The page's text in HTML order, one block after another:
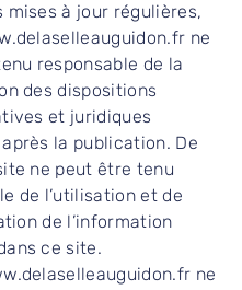
mises à jour régulières,
ne
responsable de la
des dispositions
et juridiques
la publication. De
ne peut être tenu
de l’utilisation et de
de l’information
ce site.
ne